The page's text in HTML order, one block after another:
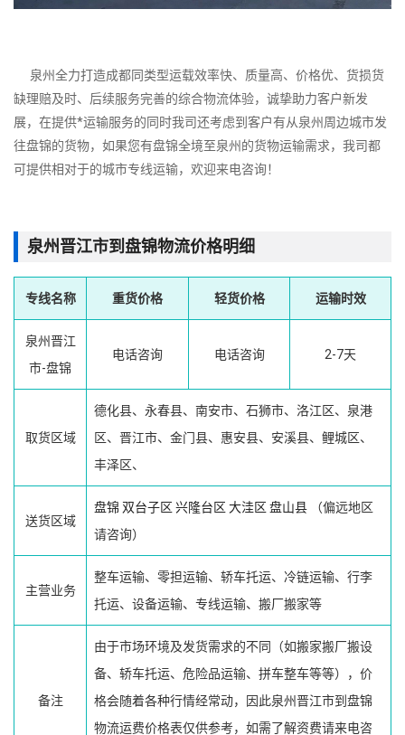
泉州全力打造成都同类型运载效率快、质量高、价格优、货损货
缺理赔及时、后续服务完善的综合物流体验，诚挚助力客户新发
展，在提供*运输服务的同时我司还考虑到客户有从泉州周边城市发
往盘锦的货物，如果您有盘锦全境至泉州的货物运输需求，我司都
可提供相对于的城市专线运输，欢迎来电咨询！
泉州晋江市到盘锦物流价格明细
专线名称 重货价格 轻货价格 运输时效
泉州晋江
市-盘锦
电话咨询 电话咨询 2-7天
取货区域
德化县、永春县、南安市、石狮市、洛江区、泉港
区、晋江市、金门县、惠安县、安溪县、鲤城区、
丰泽区、
送货区域
盘锦 双台子区 兴隆台区 大洼区 盘山县 （偏远地区
请咨询）
主营业务
整车运输、零担运输、轿车托运、冷链运输、行李
托运、设备运输、专线运输、搬厂搬家等
备注
由于市场环境及发货需求的不同（如搬家搬厂搬设
备、轿车托运、危险品运输、拼车整车等等），价
格会随着各种行情经常动，因此泉州晋江市到盘锦
物流运费价格表仅供参考，如需了解资费请来电咨